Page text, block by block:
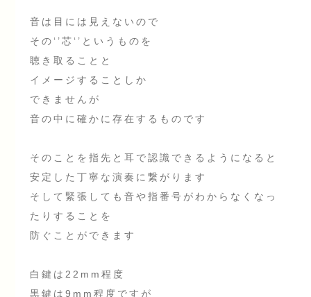
音は目には見えないので
その‘’芯‘’というものを
聴き取ることと
イメージすることしか
できませんが
音の中に確かに存在するものです
そのことを指先と耳で認識できるようになると
安定した丁寧な演奏に繋がります
そして緊張しても音や指番号がわからなくなっ
たりすることを
防ぐことができます
白鍵は22mm程度
黒鍵は9mm程度ですが